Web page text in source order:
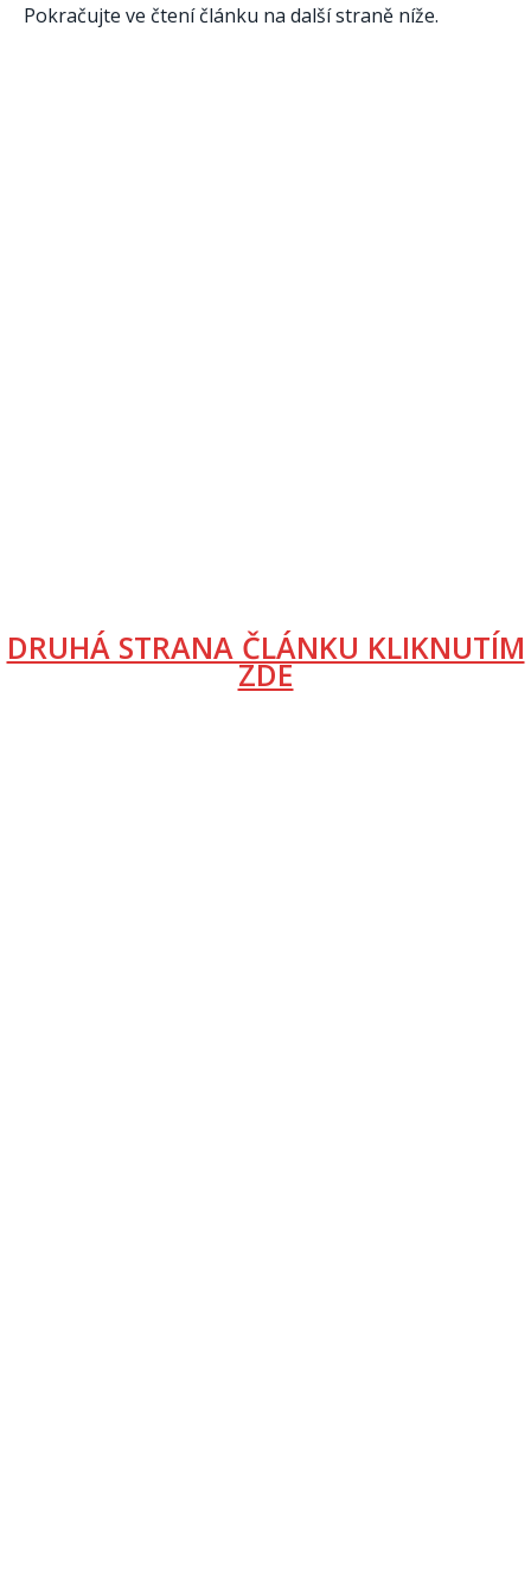
Pokračujte ve čtení článku na další straně níže.
DRUHÁ STRANA ČLÁNKU KLIKNUTÍM
ZDE